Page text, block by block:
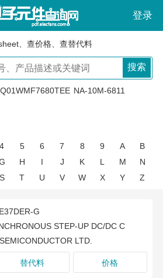
登录
、查价格、查替代料
搜索
NA-10M-6811
4 5 6 7 8 9 A
B
H I J K L M
N
S T U V W X Y Z
G
STEP-UP DC/DC C
LTD.
替代料 价格